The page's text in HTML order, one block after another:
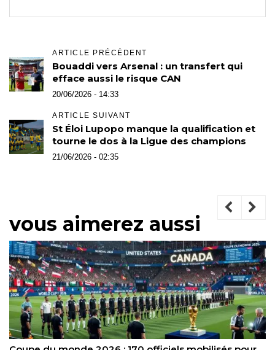
ARTICLE PRÉCÉDENT
Bouaddi vers Arsenal : un transfert qui
efface aussi le risque CAN
20/06/2026 - 14:33
ARTICLE SUIVANT
St Éloi Lupopo manque la qualification et
tourne le dos à la Ligue des champions
21/06/2026 - 02:35
vous aimerez aussi